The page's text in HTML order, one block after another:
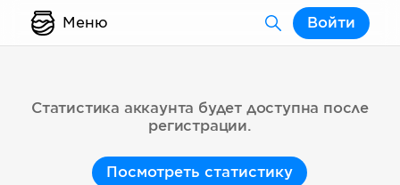
Меню Войти
Статистика аккаунта будет доступна после
регистрации.
Посмотреть статистику